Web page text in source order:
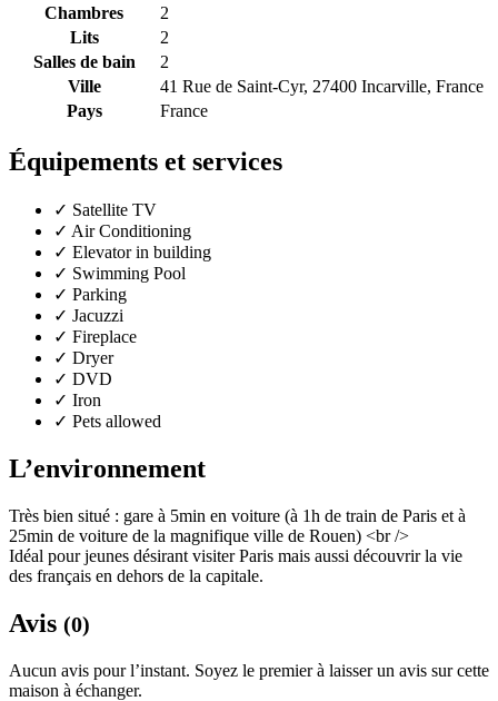
Chambres
2
Lits
2
Salles de bain
2
Ville
41 Rue de Saint-Cyr, 27400 Incarville, France
Pays
France
Équipements et services
✓ Satellite TV
✓ Air Conditioning
✓ Elevator in building
✓ Swimming Pool
✓ Parking
✓ Jacuzzi
✓ Fireplace
✓ Dryer
✓ DVD
✓ Iron
✓ Pets allowed
L’environnement
Très bien situé : gare à 5min en voiture (à 1h de train de Paris et à
25min de voiture de la magnifique ville de Rouen) <br />
Idéal pour jeunes désirant visiter Paris mais aussi découvrir la vie
des français en dehors de la capitale.
Avis (0)
Aucun avis pour l’instant. Soyez le premier à laisser un avis sur cette
maison à échanger.